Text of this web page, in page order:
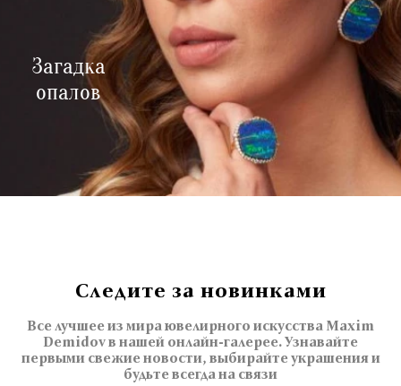
Загадка
опалов
Следите за новинками
Все лучшее из мира ювелирного искусства Maxim
Demidov в нашей онлайн-галерее. Узнавайте
первыми свежие новости, выбирайте украшения и
будьте всегда на связи